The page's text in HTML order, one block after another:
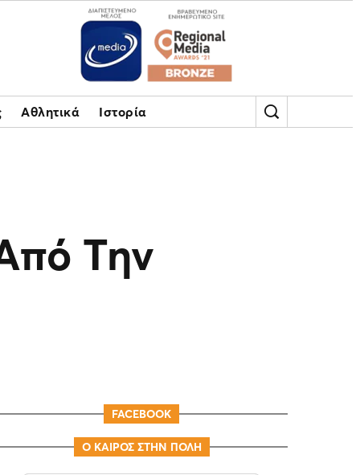
Αθλητικά Ιστορία
Την
FACEBOOK
Ο ΚΑΙΡΟΣ ΣΤΗΝ ΠΟΛΗ